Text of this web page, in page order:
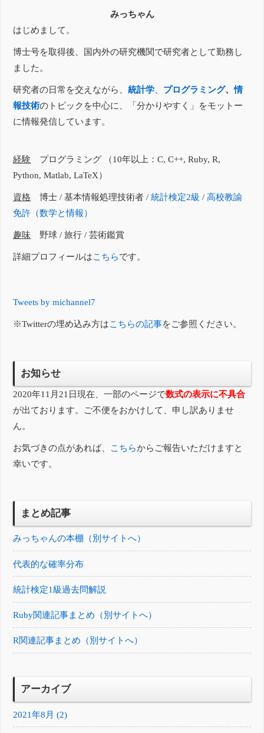
みっちゃん
はじめまして。
博士号を取得後、国内外の研究機関で研究者として勤務し
ました。
研究者の日常を交えながら、統計学 プログラミング、情
報技術のトピックを中心に、「分かりやすく」をモットー
に情報発信しています。
経験 プログラミング （10年以上：C, C++, Ruby, R,
Python, Matlab, LaTeX）
資格 博士 / 基本情報処理技術者 /統計検定2級 /高校教諭
免許（数学と情報）
趣味 野球 / 旅行 / 芸術鑑賞
詳細プロフィールはこちらです。
Tweets by michannel7
※Twitterの埋め込み方はこちらの記事をご参照ください。
お知らせ
2020年11月21日現在、一部のページで数式の表示に不具合
が出ております。ご不便をおかけして、申し訳ありませ
ん。
お気づきの点があれば、 こちらからご報告いただけますと
幸いです。
まとめ記事
みっちゃんの本棚（別サイトへ）
代表的な確率分布
統計検定1級過去問解説
Ruby関連記事まとめ（別サイトへ）
R関連記事まとめ（別サイトへ）
アーカイブ
2021年8月 (2)